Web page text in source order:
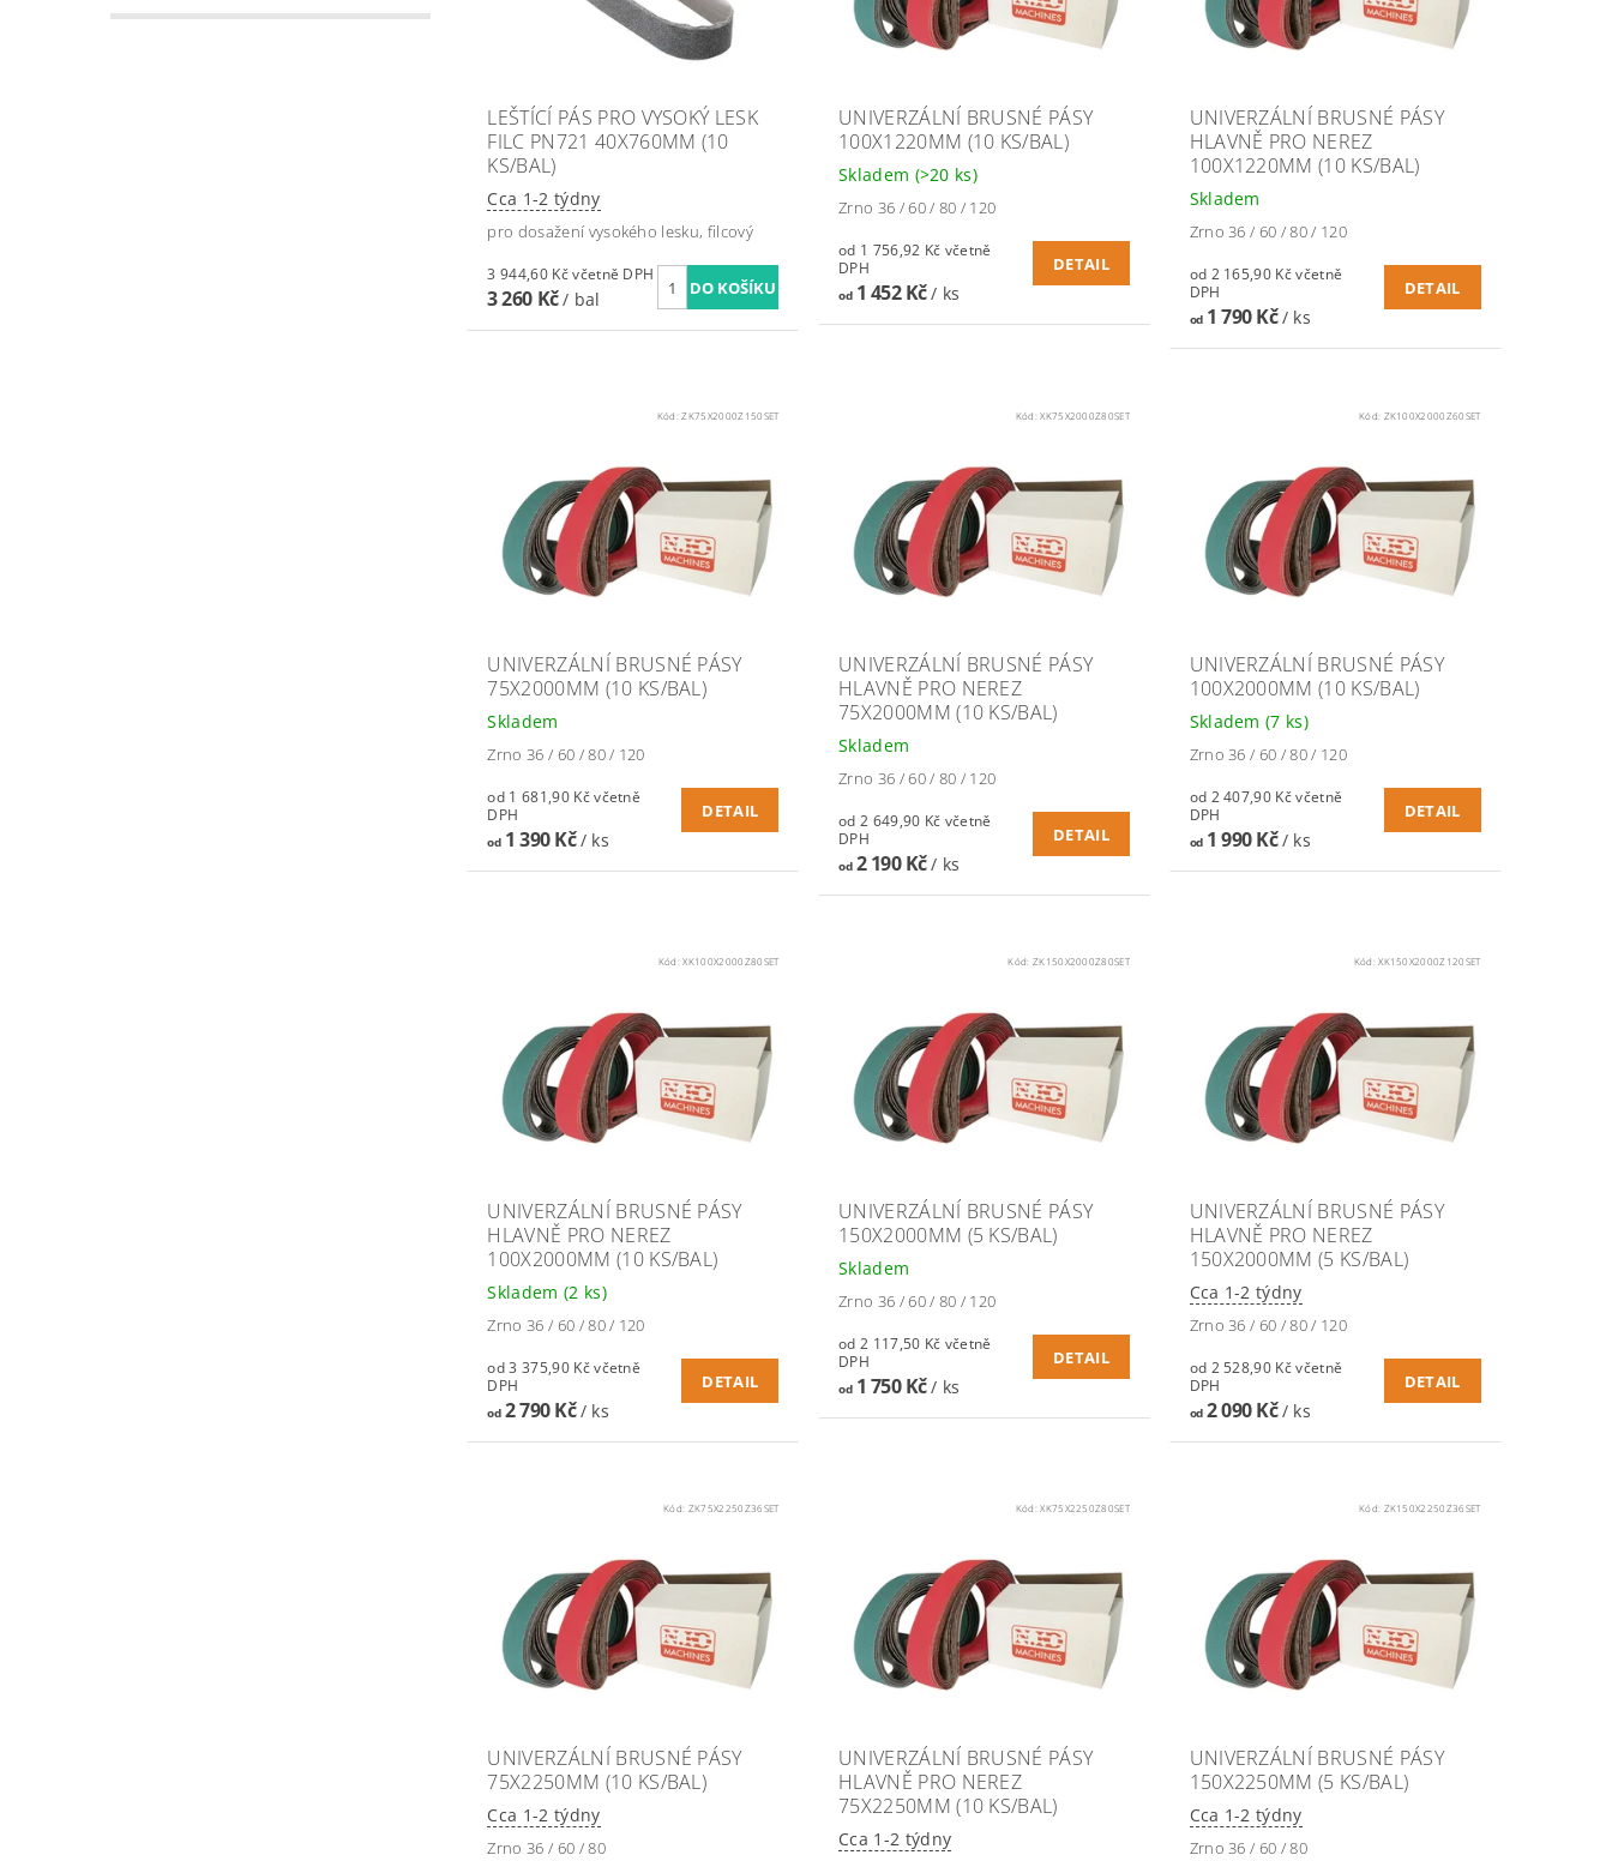
LEŠTÍCÍ PÁS PRO VYSOKÝ LESK
FILC PN721 40X760MM (10
KS/BAL)
Cca 1-2 týdny
pro dosažení vysokého lesku, filcový
3 944,60 Kč včetně DPH
3 260 Kč/ bal
UNIVERZÁLNÍ BRUSNÉ PÁSY
100X1220MM (10 KS/BAL)
Skladem (>20 ks)
Zrno 36 / 60 / 80 / 120
od 1 756,92 Kč včetně
DPH
od1 452 Kč/ ks
DETAIL
UNIVERZÁLNÍ BRUSNÉ PÁSY
HLAVNĚ PRO NEREZ
100X1220MM (10 KS/BAL)
Skladem
Zrno 36 / 60 / 80 / 120
od 2 165,90 Kč včetně
DPH
od1 790 Kč/ ks
DETAIL
Kód:ZK75X2000Z150SET
UNIVERZÁLNÍ BRUSNÉ PÁSY
75X2000MM (10 KS/BAL)
Skladem
Zrno 36 / 60 / 80 / 120
od 1 681,90 Kč včetně
DPH
od1 390 Kč/ ks
DETAIL
Kód:XK75X2000Z80SET
UNIVERZÁLNÍ BRUSNÉ PÁSY
HLAVNĚ PRO NEREZ
75X2000MM (10 KS/BAL)
Skladem
Zrno 36 / 60 / 80 / 120
od 2 649,90 Kč včetně
DPH
od2 190 Kč/ ks
DETAIL
Kód: ZK100X2000Z60SET
UNIVERZÁLNÍ BRUSNÉ PÁSY
100X2000MM (10 KS/BAL)
Skladem(7 ks)
Zrno 36 / 60 / 80 / 120
od 2 407,90 Kč včetně
DPH
od1 990 Kč/ ks
DETAIL
Kód:XK100X2000Z80SET
UNIVERZÁLNÍ BRUSNÉ PÁSY
HLAVNĚ PRO NEREZ
100X2000MM (10 KS/BAL)
Skladem (2 ks)
Zrno 36 / 60 / 80 / 120
od 3 375,90 Kč včetně
DPH
od2 790 Kč/ ks
DETAIL
Kód: ZK150X2000Z80SET
UNIVERZÁLNÍ BRUSNÉ PÁSY
150X2000MM (5 KS/BAL)
Skladem
Zrno 36 / 60 / 80 / 120
od 2 117,50 Kč včetně
DPH
od1 750 Kč/ ks
DETAIL
Kód:XK150X2000Z120SET
UNIVERZÁLNÍ BRUSNÉ PÁSY
HLAVNĚ PRO NEREZ
150X2000MM (5 KS/BAL)
Cca 1-2 týdny
Zrno 36 / 60 / 80 / 120
od 2 528,90 Kč včetně
DPH
od2 090 Kč/ ks
DETAIL
Kód: ZK75X2250Z36SET
UNIVERZÁLNÍ BRUSNÉ PÁSY
75X2250MM (10 KS/BAL)
Cca 1-2 týdny
Zrno 36 / 60 / 80
Kód:XK75X2250Z80SET
UNIVERZÁLNÍ BRUSNÉ PÁSY
HLAVNĚ PRO NEREZ
75X2250MM (10 KS/BAL)
Cca 1-2 týdny
Kód: ZK150X2250Z36SET
UNIVERZÁLNÍ BRUSNÉ PÁSY
150X2250MM (5 KS/BAL)
Cca 1-2 týdny
Zrno 36 / 60 / 80